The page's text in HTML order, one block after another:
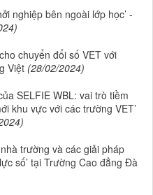
nghiệp bên ngoài lớp học’ -
chuyển đổi số VET với
Việt (28/02/2024)
SELFIE WBL: vai trò tiềm
khu vực với các trường VET’
trường và các giải pháp
số’ tại Trường Cao đẳng Đà